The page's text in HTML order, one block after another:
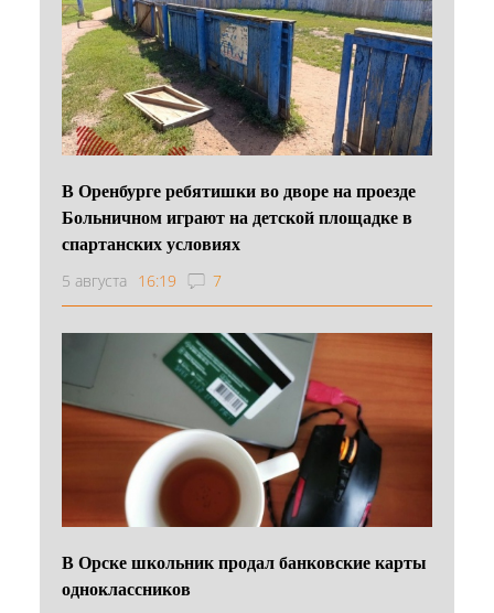
В Оренбурге ребятишки во дворе на проезде
Больничном играют на детской площадке в
спартанских условиях
5 августа 16:19 7
В Орске школьник продал банковские карты
одноклассников